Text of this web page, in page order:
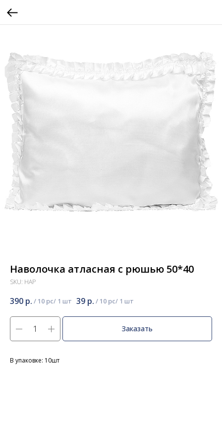
Наволочка атласная с рюшью 50*40
SKU: НАР
390 р. / 10 pc 39 р. / 10 pc
Заказать
В упаковке: 10шт